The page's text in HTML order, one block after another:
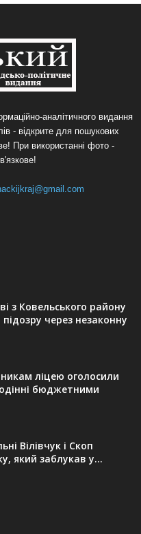
аналітичного видання
- відкрите для пошукових
При використанні фото -
з Ковельського району
через незаконну
ліцею оголосили
бюджетними
Вілівчук і Скоп
який заблукав у...